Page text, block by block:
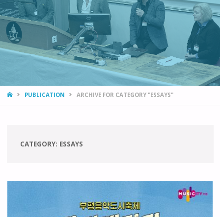
HOMEPUBLICATION ARCHIVE FOR CATEGORY "ESSAYS"
CATEGORY: ESSAYS